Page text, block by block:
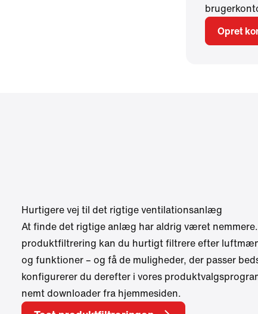
Opret
Hurtigere vej til det rigtige ventilationsanlæg
At finde det rigtige anlæg har aldrig været
produktfiltrering kan du hurtigt filtrere efter
og funktioner – og få de muligheder, der passer
konfigurerer du derefter i vores
nemt downloader fra hjemmesiden.